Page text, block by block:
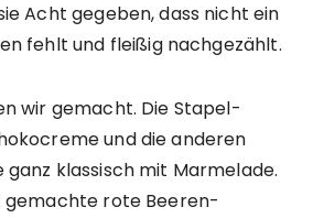
Acht gegeben, dass nicht ein
fehlt und fleißig nachgezählt.
wir gemacht. Die Stapel-
und die anderen
klassisch mit Marmelade.
gemachte rote Beeren-